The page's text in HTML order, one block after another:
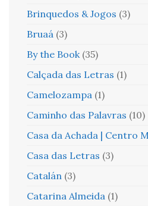
Brinquedos & Jogos (3)
Bruaá (3)
By the Book (35)
Calçada das Letras (1)
Camelozampa (1)
Caminho das Palavras (10)
Casa da Achada | Centro
Casa das Letras (3)
Catalán (3)
Catarina Almeida (1)